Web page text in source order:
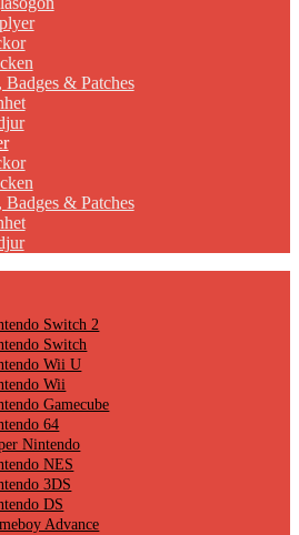
Badges & Patches
Badges & Patches
Switch 2
Switch
Wii U
Wii
Gamecube
64
Nintendo
NES
3DS
DS
Advance